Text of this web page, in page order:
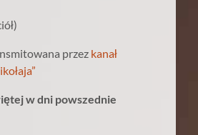
przez kanał
w dni powszednie